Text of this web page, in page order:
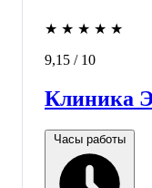
★ ★ ★ ★ ★
9,15 / 10
Клиника
Часы работы